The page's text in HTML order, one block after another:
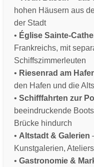
hohen Häusern aus
der Stadt
• Église Sainte-
Frankreichs, mit
Schiffszimmerleuten
• Riesenrad am
den Hafen und die
• Schifffahrten zur
beeindruckende
Brücke hindurch
• Altstadt & Galerien
Kunstgalerien,
• Gastronomie &